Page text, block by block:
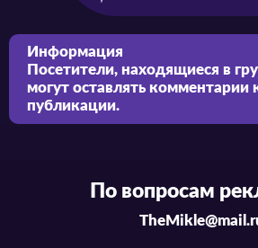
Информация
Посетители, находящиеся в
могут оставлять комментарии
публикации.
По вопросам